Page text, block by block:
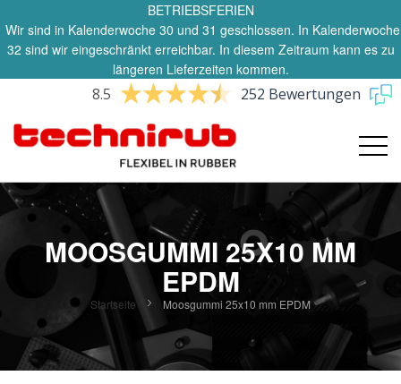
BETRIEBSFERIEN
Wir sind in Kalenderwoche 30 und 31 geschlossen. In Kalenderwoche
32 sind wir eingeschränkt erreichbar. In diesem Zeitraum kann es zu
längeren Lieferzeiten kommen.
8.5 252 Bewertungen
MOOSGUMMI 25X10 MM
EPDM
Startseite Moosgummi 25x10 mm EPDM